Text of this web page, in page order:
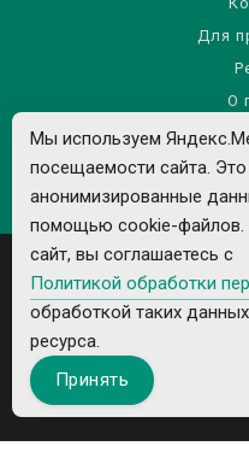
Для
О
Правила
Политика
Все рекламируемые товары и
Мы используем
посещаемости сайта.
анонимизированные
помощью cookie-файлов.
сайт, вы соглашаетесь с
Политикой обработки
обработкой таких
ресурса.
Принять